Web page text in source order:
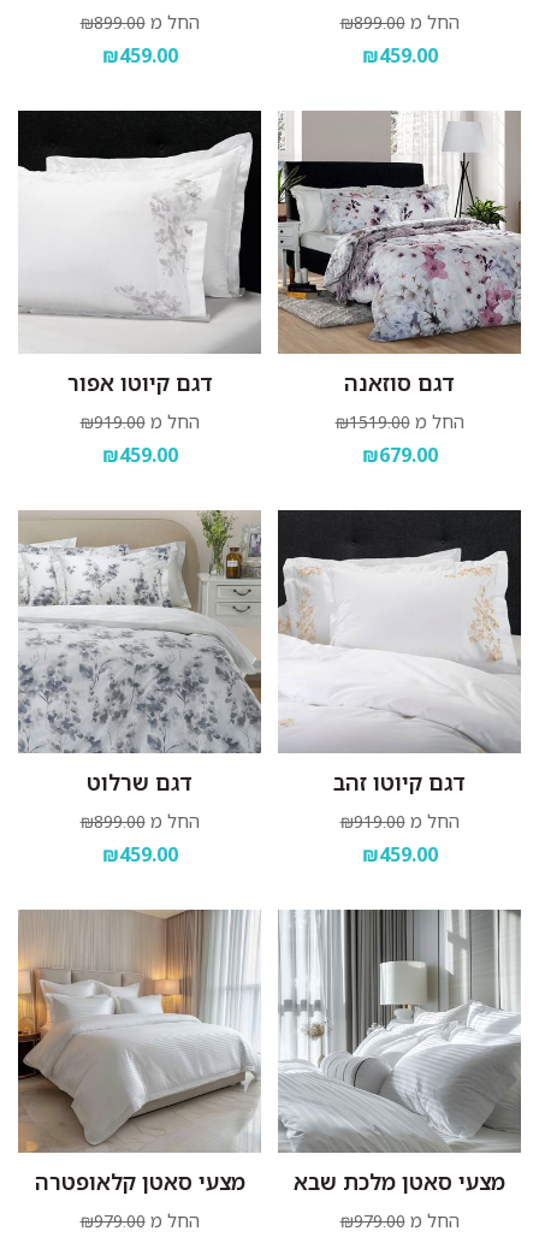
החל מ ₪899.00
₪459.00
החל מ ₪899.00
₪459.00
דגם סוזאנה
החל מ ₪1519.00
₪679.00
דגם קיוטו אפור
החל מ ₪919.00
₪459.00
דגם קיוטו זהב
החל מ ₪919.00
₪459.00
דגם שרלוט
החל מ ₪899.00
₪459.00
מצעי סאטן מלכת שבא
החל מ ₪979.00
מצעי סאטן קלאופטרה
החל מ ₪979.00